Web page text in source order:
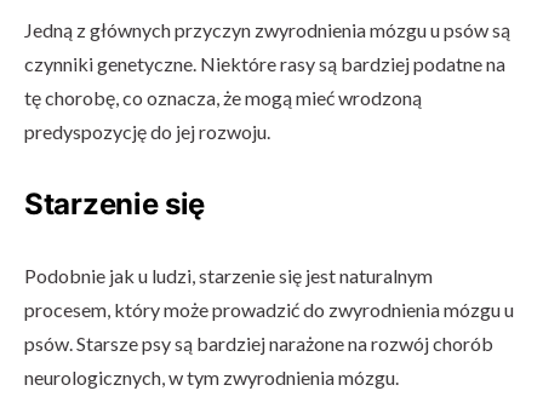
Jedną z głównych przyczyn zwyrodnienia mózgu u psów są
czynniki genetyczne. Niektóre rasy są bardziej podatne na
tę chorobę, co oznacza, że mogą mieć wrodzoną
predyspozycję do jej rozwoju.
Starzenie się
Podobnie jak u ludzi, starzenie się jest naturalnym
procesem, który może prowadzić do zwyrodnienia mózgu u
psów. Starsze psy są bardziej narażone na rozwój chorób
neurologicznych, w tym zwyrodnienia mózgu.